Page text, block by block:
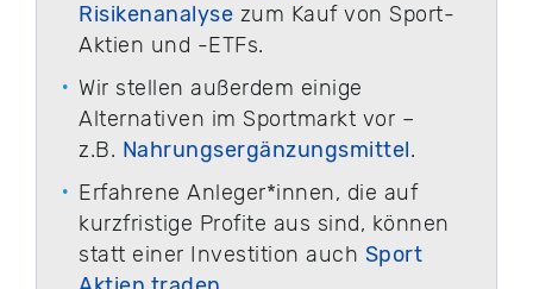
Risikenanalyse zum Kauf von Sport-
Aktien und -ETFs.
Wir stellen außerdem einige
Alternativen im Sportmarkt vor –
z.B. Nahrungsergänzungsmittel.
Erfahrene Anleger*innen, die auf
kurzfristige Profite aus sind, können
statt einer Investition auch Sport